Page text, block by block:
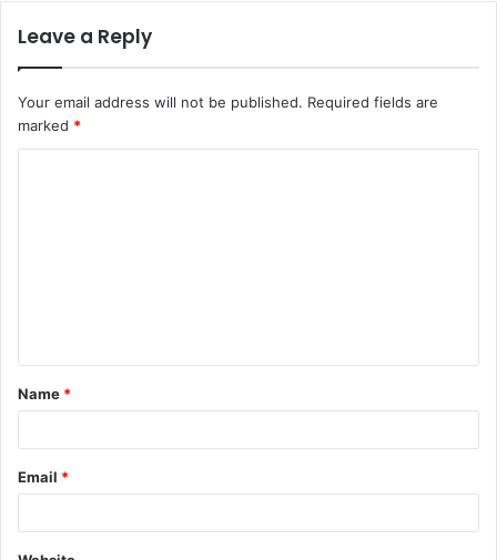
Leave a Reply
Your email address will not be published. Required fields are
marked *
Name *
Email *